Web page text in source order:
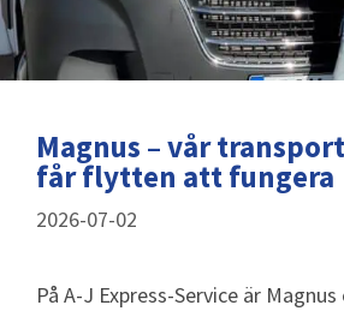
Magnus – vår
får flytten att fungera
2026-07-02
På A-J Express-Service är